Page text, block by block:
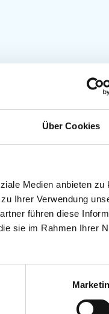
Über Cookies
Medien anbieten zu
Ihrer Verwendung
führen diese
sie im Rahmen Ihrer